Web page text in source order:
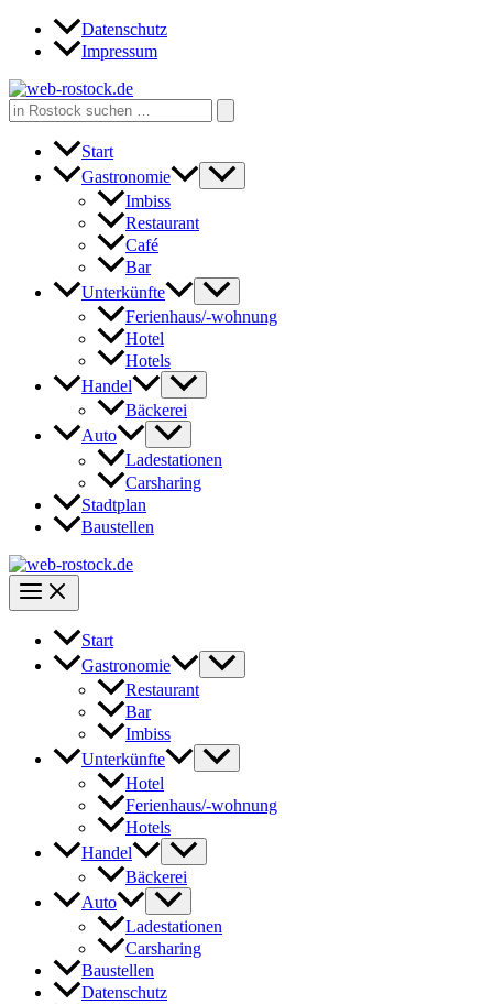
Zum
Inhalt
Datenschutz
Impressum
Search
for:
Start
Gastronomie
Imbiss
Restaurant
Café
Bar
Unterkünfte
Ferienhaus/-wohnung
Hotel
Hotels
Handel
Bäckerei
Auto
Ladestationen
Carsharing
Stadtplan
Baustellen
Start
Gastronomie
Restaurant
Bar
Imbiss
Unterkünfte
Hotel
Ferienhaus/-wohnung
Hotels
Handel
Bäckerei
Auto
Ladestationen
Carsharing
Baustellen
Datenschutz